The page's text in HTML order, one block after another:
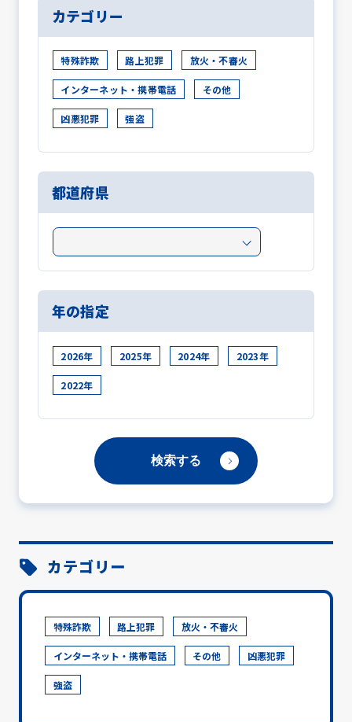
カテゴリー
特殊詐欺 路上犯罪 放火・不審火
インターネット・携帯電話 その他
凶悪犯罪 強盗
都道府県
年の指定
2026年 2025年 2024年 2023年
2022年
カテゴリー
特殊詐欺 路上犯罪 放火・不審火
インターネット・携帯電話 その他 凶悪犯罪
強盗